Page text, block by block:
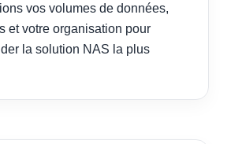
vos volumes de données,
et votre organisation pour
la solution NAS la plus